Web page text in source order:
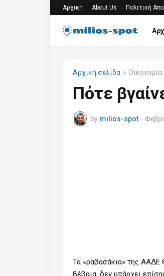
Αρχική About Us Πολιτική
Αρχική σελίδα Οικονομία
Πότε
by milios-spot -
Τα «ραβασάκια» της ΑΑΔΕ
βέβαια, δεν υπάρχει